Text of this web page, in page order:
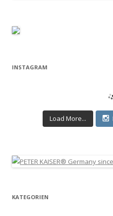
INSTAGRAM
Load More...
KATEGORIEN